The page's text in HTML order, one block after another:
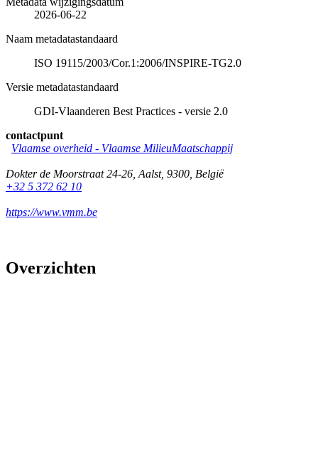
2026-06-22
Naam metadatastandaard
ISO 19115/2003/Cor.1:2006/INSPIRE-TG2.0
Versie metadatastandaard
GDI-Vlaanderen Best Practices - versie 2.0
contactpunt
Vlaamse overheid - Vlaamse MilieuMaatschappij
Dokter de Moorstraat 24-26 Aalst, 9300 België
+32 5 372 62 10
https://www.vmm.be
Overzichten